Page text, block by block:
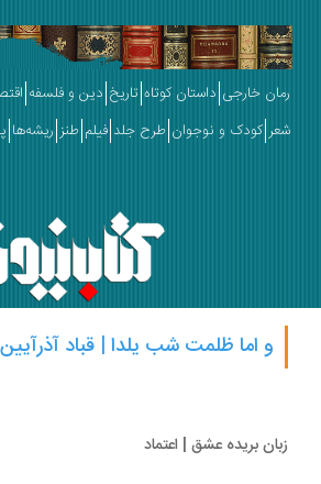
خارجی داستان کوتاه تاریخ دین و فلسفه اقتصاد
کودک و نوجوان طرح جلد فیلم طنز ریشه‌ها پس از
و اما ظلمت شب یلدا | قباد آذرآیین
‌بریده عشق | اعتماد